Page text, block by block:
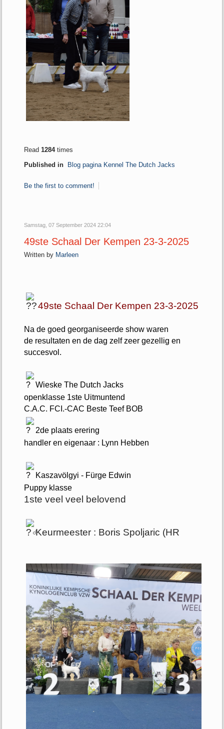
Read1284times
Published in
Blog pagina Kennel The Dutch Jacks
Be the first to comment!
Samstag, 07 September 2024 22:04
49ste Schaal Der Kempen 23-3-2025
Written by Marleen
49ste Schaal Der Kempen 23-3-2025
Na de goed georganiseerde show waren
de resultaten en de dag zelf zeer gezellig en
succesvol.
Wieske The Dutch Jacks
openklasse 1ste Uitmuntend
C.A.C. FCI.-CAC Beste Teef BOB
2de plaats erering
handler en eigenaar : Lynn Hebben
Kaszavölgyi - Fürge Edwin
Puppy klasse
1ste veel veel belovend
Keurmeester : Boris Spoljaric (HR